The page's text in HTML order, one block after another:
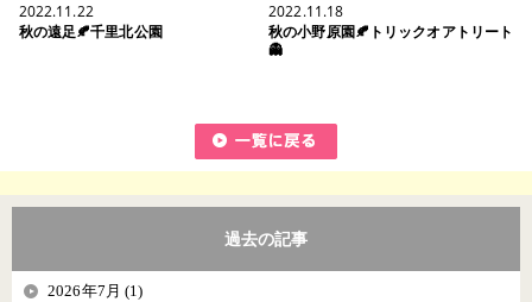
2022.11.22
秋の遠足🍂千里北公園
2022.11.18
秋の小野原園🍂トリックオアトリート
👻
過去の記事
2026年7月 (1)